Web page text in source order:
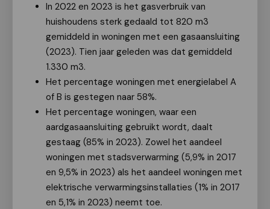
In 2022 en 2023 is het gasverbruik van
huishoudens sterk gedaald tot 820 m3
gemiddeld in woningen met een gasaansluiting
(2023). Tien jaar geleden was dat gemiddeld
1.330 m3.
Het percentage woningen met energielabel A
of B is gestegen naar 58%.
Het percentage woningen, waar een
aardgasaansluiting gebruikt wordt, daalt
gestaag (85% in 2023). Zowel het aandeel
woningen met stadsverwarming (5,9% in 2017
en 9,5% in 2023) als het aandeel woningen met
elektrische verwarmingsinstallaties (1% in 2017
en 5,1% in 2023) neemt toe.